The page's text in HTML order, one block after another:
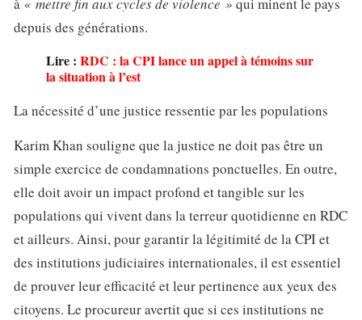
depuis des générations.
Lire : RDC : la CPI lance un appel à témoins sur
la situation à l’est
La nécessité d’une justice ressentie par les populations
Karim Khan souligne que la justice ne doit pas être un
simple exercice de condamnations ponctuelles. En outre,
elle doit avoir un impact profond et tangible sur les
populations qui vivent dans la terreur quotidienne en RDC
et ailleurs. Ainsi, pour garantir la légitimité de la CPI et
des institutions judiciaires internationales, il est essentiel
de prouver leur efficacité et leur pertinence aux yeux des
citoyens. Le procureur avertit que si ces institutions ne